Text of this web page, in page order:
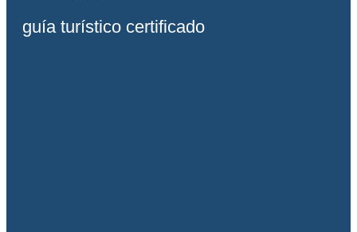
guía turístico certificado